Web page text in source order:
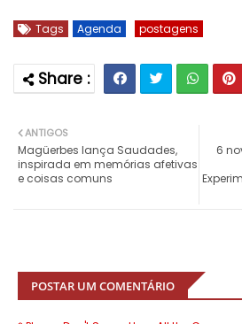
Tags Agenda postagens
6
ANTIGOS
Magüerbes lança Saudades,
inspirada em memórias afetivas
e coisas comuns
POSTAR UM COMENTÁRIO